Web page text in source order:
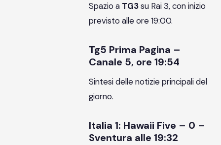
Spazio a TG3su Rai 3, con inizio
previsto alle ore 19:00.
Tg5 Prima Pagina –
Canale 5, ore 19:54
Sintesi delle notizie principali del
giorno.
Italia 1: Hawaii Five – 0 –
Sventura alle 19:32